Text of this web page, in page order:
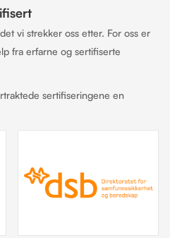
vi strekker oss etter. For oss er
fra erfarne og sertifiserte
sertifiseringene en